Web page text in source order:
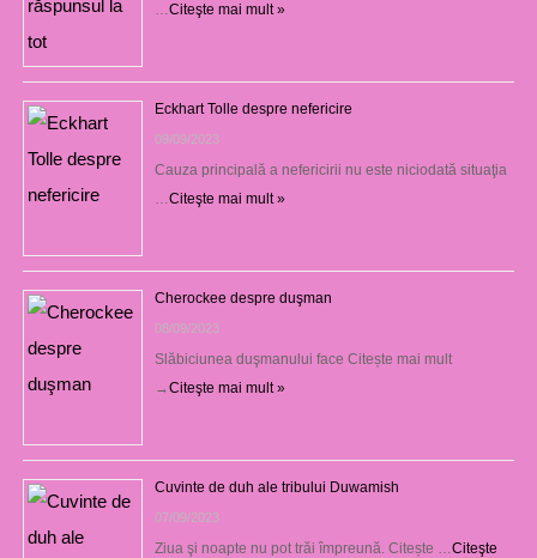
Citeşte mai mult »
Eckhart Tolle despre nefericire
09/09/2023
Cauza principală a nefericirii nu este niciodată situaţia
Citeşte mai mult »
Cherockee despre duşman
08/09/2023
Slăbiciunea duşmanului face Citește mai mult
→Citeşte mai mult »
Cuvinte de duh ale tribului Duwamish
07/09/2023
Ziua şi noapte nu pot trăi împreună. Citește … Citeşte